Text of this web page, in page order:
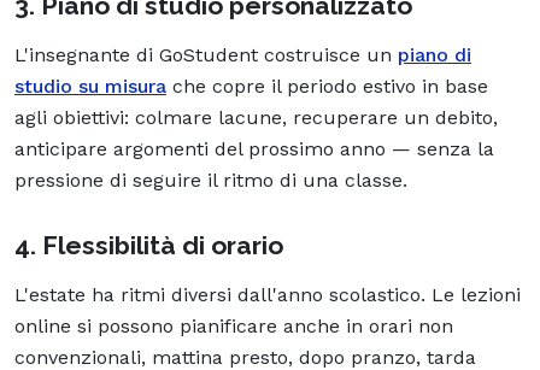
L'insegnante di GoStudent costruisce un piano di
studio su misura che copre il periodo estivo in base
agli obiettivi: colmare lacune, recuperare un debito,
anticipare argomenti del prossimo anno — senza la
pressione di seguire il ritmo di una classe.
4. Flessibilità di orario
L'estate ha ritmi diversi dall'anno scolastico. Le lezioni
online si possono pianificare anche in orari non
convenzionali, mattina presto, dopo pranzo, tarda